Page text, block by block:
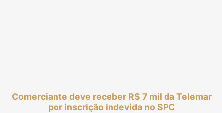
Comerciante deve receber R$ 7 mil da Telemar
por inscrição indevida no SPC